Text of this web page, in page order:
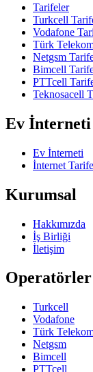
Tarifeler
Turkcell
Vodafone
Türk
Netgsm
Bimcell
PTTcell
Teknosacell
Ev İnterneti
Ev İnterneti
İnternet
Kurumsal
Hakkımızda
İş Birliği
İletişim
Operatörler
Turkcell
Vodafone
Türk
Netgsm
Bimcell
PTTcell